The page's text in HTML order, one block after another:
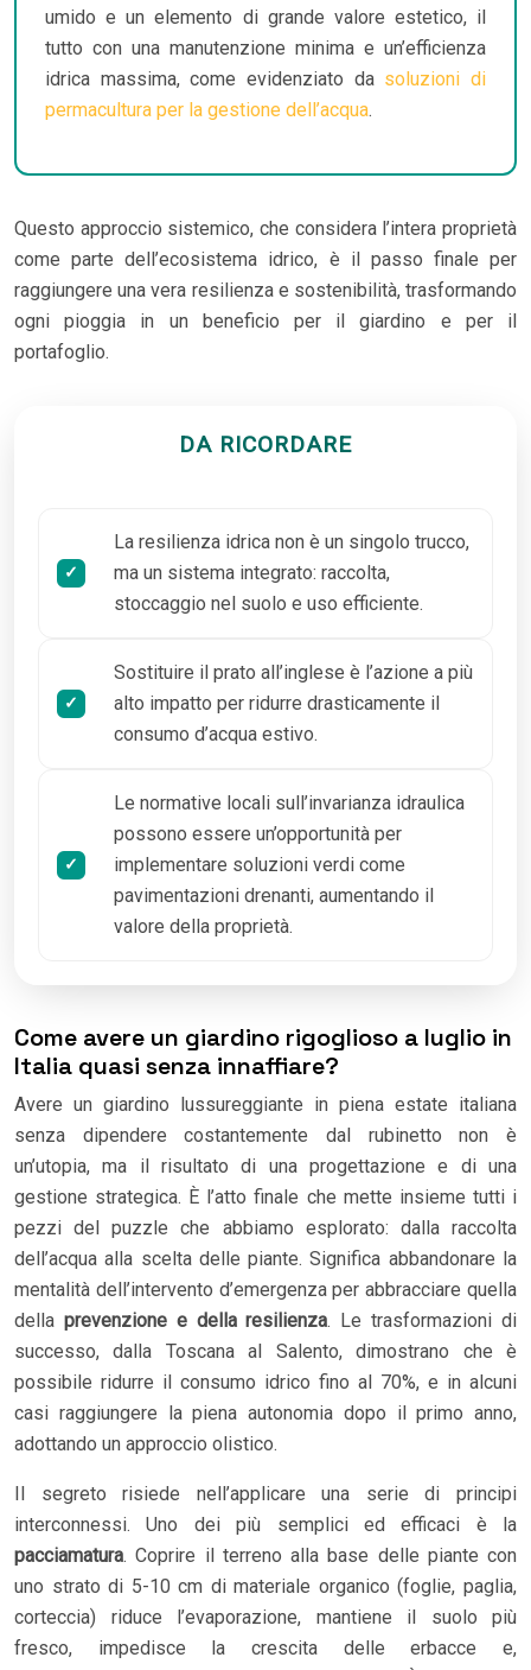
umido e un elemento di grande valore estetico, il
tutto con una manutenzione minima e un’efficienza
idrica massima, come evidenziato da soluzioni di
permacultura per la gestione dell’acqua.
Questo approccio sistemico, che considera l’intera proprietà
come parte dell’ecosistema idrico, è il passo finale per
raggiungere una vera resilienza e sostenibilità, trasformando
ogni pioggia in un beneficio per il giardino e per il
portafoglio.
DA RICORDARE
La resilienza idrica non è un singolo trucco,
ma un sistema integrato: raccolta,
stoccaggio nel suolo e uso efficiente.
Sostituire il prato all’inglese è l’azione a più
alto impatto per ridurre drasticamente il
consumo d’acqua estivo.
Le normative locali sull’invarianza idraulica
possono essere un’opportunità per
implementare soluzioni verdi come
pavimentazioni drenanti, aumentando il
valore della proprietà.
Come avere un giardino rigoglioso a luglio in
Italia quasi senza innaffiare?
Avere un giardino lussureggiante in piena estate italiana
senza dipendere costantemente dal rubinetto non è
un’utopia, ma il risultato di una progettazione e di una
gestione strategica. È l’atto finale che mette insieme tutti i
pezzi del puzzle che abbiamo esplorato: dalla raccolta
dell’acqua alla scelta delle piante. Significa abbandonare la
mentalità dell’intervento d’emergenza per abbracciare quella
della prevenzione e della resilienza. Le trasformazioni di
successo, dalla Toscana al Salento, dimostrano che è
possibile ridurre il consumo idrico fino al 70%, e in alcuni
casi raggiungere la piena autonomia dopo il primo anno,
adottando un approccio olistico.
Il segreto risiede nell’applicare una serie di principi
interconnessi. Uno dei più semplici ed efficaci è la
pacciamatura. Coprire il terreno alla base delle piante con
uno strato di 5-10 cm di materiale organico (foglie, paglia,
corteccia) riduce l’evaporazione, mantiene il suolo più
fresco, impedisce la crescita delle erbacce e,